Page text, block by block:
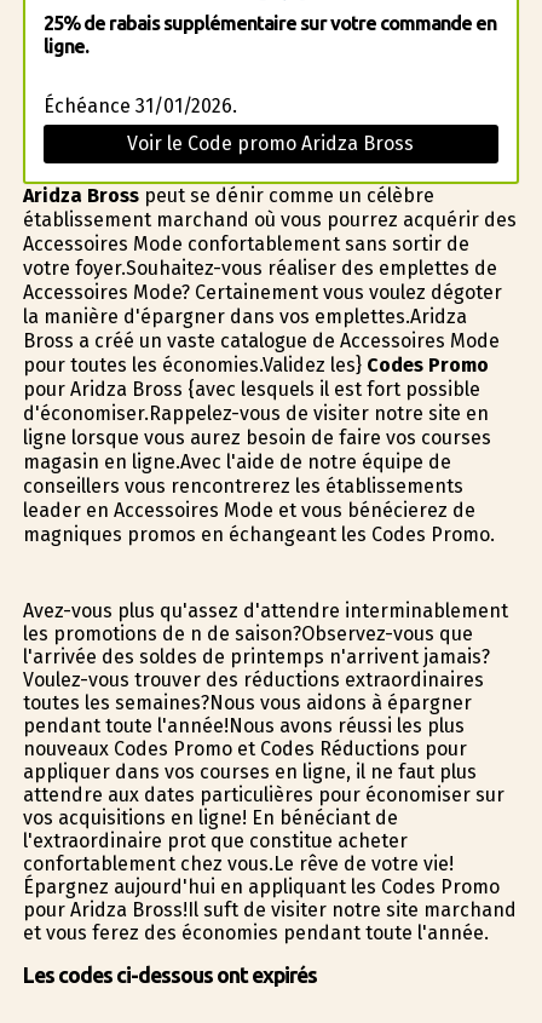
25% de rabais supplémentaire sur votre commande en
ligne.
Échéance 31/01/2026.
Voir le Code promo Aridza Bross
Aridza Brosspeut se définir comme un célèbre
établissement marchand où vous pourrez acquérir des
Accessoires Mode confortablement sans sortir de
votre foyer.Souhaitez-vous réaliser des emplettes de
Accessoires Mode? Certainement vous voulez dégoter
la manière d'épargner dans vos emplettes.Aridza
Bross a créé un vaste catalogue de Accessoires Mode
pour toutes les économies.Validez les} Codes Promo
pour Aridza Bross {avec lesquels il est fort possible
d'économiser.Rappelez-vous de visiter notre site en
ligne lorsque vous aurez besoin de faire vos courses
magasin en ligne.Avec l'aide de notre équipe de
conseillers vous rencontrerez les établissements
leader en Accessoires Mode et vous bénéficierez de
magnifiques promos en échangeant les Codes Promo.
Avez-vous plus qu'assez d'attendre interminablement
les promotions de fin de saison?Observez-vous que
l'arrivée des soldes de printemps n'arrivent jamais?
Voulez-vous trouver des réductions extraordinaires
toutes les semaines?Nous vous aidons à épargner
pendant toute l'année!Nous avons réussi les plus
nouveaux Codes Promo et Codes Réductions pour
appliquer dans vos courses en ligne, il ne faut plus
attendre aux dates particulières pour économiser sur
vos acquisitions en ligne! En bénéficiant de
l'extraordinaire profit que constitue acheter
confortablement chez vous.Le rêve de votre vie!
Épargnez aujourd'hui en appliquant les Codes Promo
pour Aridza Bross!Il suffit de visiter notre site marchand
et vous ferez des économies pendant toute l'année.
Les codes ci-dessous ont expirés